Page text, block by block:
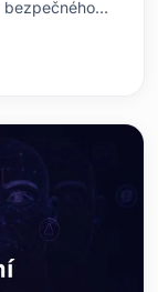
bezpečného
o